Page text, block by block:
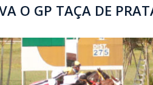
O GP TAÇA DE